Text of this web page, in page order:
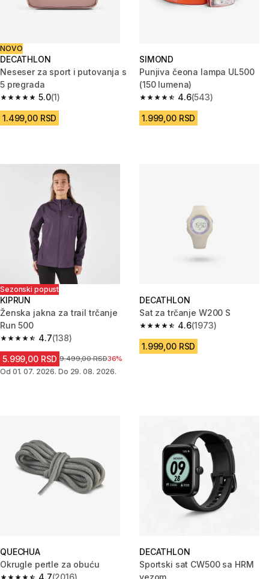
NOVO
DECATHLON
Neseser za sport i putovanja s
5 pregrada
5.0
5.0 od 5 zvezdica from 1 Recenzije
(1)
1.499,00 RSD
SIMOND
Punjiva čeona lampa UL500
(150 lumena)
4.6
4.6 od 5 zvezdica from 543
(543)
1.999,00 RSD
Sezonski popust
KIPRUN
Ženska jakna za trail trčanje
Run 500
4.7
4.7 od 5 zvezdica from 138 Recenzije
(138)
5.999,00 RSD Cena pre sniženja
9.499,00 RSD36%
Od 01. 07. 2026. Do 29. 08. 2026.
DECATHLON
Sat za trčanje W200 S
4.6
4.6 od 5 zvezdica from 1973
(1973)
1.999,00 RSD
QUECHUA
Okrugle pertle za obuću
4.7(2016)
DECATHLON
Sportski sat CW500 sa HRM
vezom